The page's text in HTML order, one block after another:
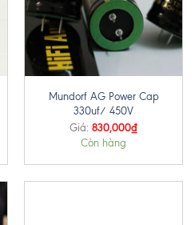
Mundorf AG Power Cap
330uf/ 450V
Giá: 830,000₫
Còn hàng